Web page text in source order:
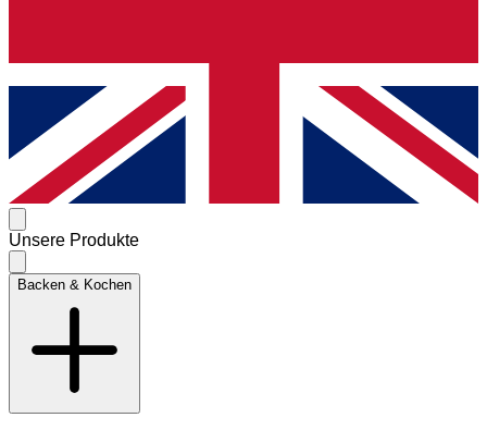
Unsere Produkte
Backen & Kochen